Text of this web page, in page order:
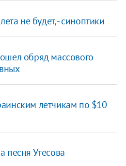
не будет, - синоптики
обряд массового
летчикам по $10
песня Утесова